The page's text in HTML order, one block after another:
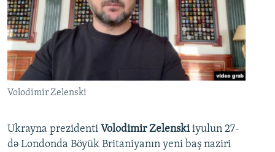
Volodimir Zelenski
Ukrayna prezidenti Volodimir Zelenskiiyulun 27-
də Londonda Böyük Britaniyanın yeni baş naziri